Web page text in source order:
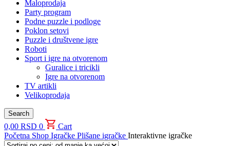
Maloprodaja
Party program
Podne puzzle i podloge
Poklon setovi
Puzzle i društvene igre
Roboti
Sport i igre na otvorenom
Guralice i tricikli
Igre na otvorenom
TV artikli
Velikoprodaja
Search
0,00 RSD 0
Cart
Početna Shop Igračke Plišane igračke Interaktivne igračke